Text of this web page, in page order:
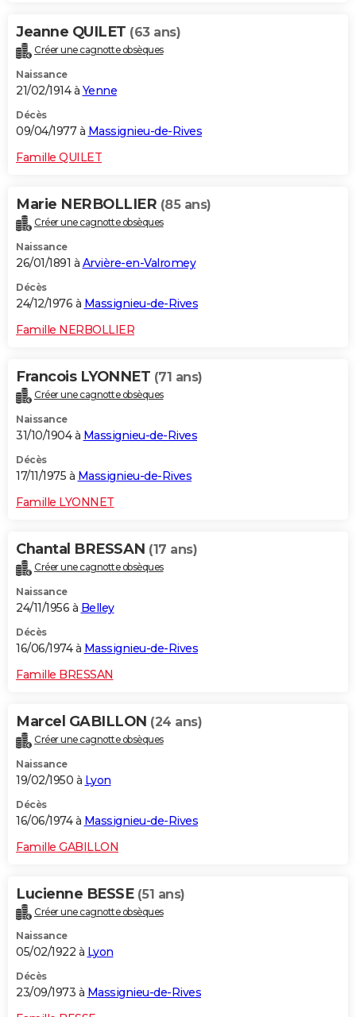
Jeanne QUILET (63 ans)
Créer une cagnotte obsèques
Naissance
21/02/1914 à Yenne
Décès
09/04/1977 à Massignieu-de-Rives
Famille QUILET
Marie NERBOLLIER (85 ans)
Créer une cagnotte obsèques
Naissance
26/01/1891 à Arvière-en-Valromey
Décès
24/12/1976 à Massignieu-de-Rives
Famille NERBOLLIER
Francois LYONNET (71 ans)
Créer une cagnotte obsèques
Naissance
31/10/1904 à Massignieu-de-Rives
Décès
17/11/1975 à Massignieu-de-Rives
Famille LYONNET
Chantal BRESSAN (17 ans)
Créer une cagnotte obsèques
Naissance
24/11/1956 à Belley
Décès
16/06/1974 à Massignieu-de-Rives
Famille BRESSAN
Marcel GABILLON (24 ans)
Créer une cagnotte obsèques
Naissance
19/02/1950 à Lyon
Décès
16/06/1974 à Massignieu-de-Rives
Famille GABILLON
Lucienne BESSE (51 ans)
Créer une cagnotte obsèques
Naissance
05/02/1922 à Lyon
Décès
23/09/1973 à Massignieu-de-Rives